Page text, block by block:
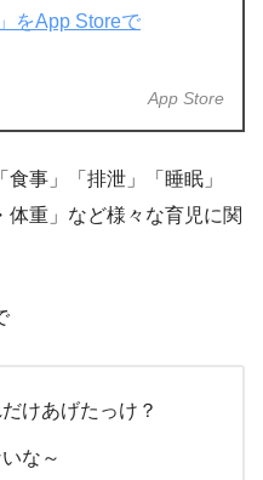
をApp Storeで
App Store
事」「排泄」「睡眠」
体重」など様々な育児に関
けあげたっけ？
な～